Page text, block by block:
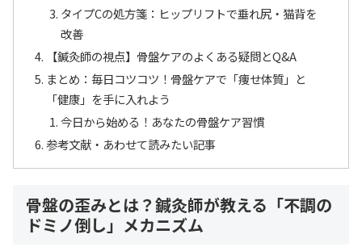
タイプCの処方箋：ヒップリフトで垂れ尻・猫背を
改善
【鍼灸師の視点】骨盤ケアのよくある疑問とQ&A
まとめ：毎日コツコツ！骨盤ケアで「痩せ体質」と
「健康」を手に入れよう
今日から始める！あなたの骨盤ケア習慣
参考文献・あわせて読みたい記事
骨盤の歪みとは？鍼灸師が教える「不調の
ドミノ倒し」メカニズム